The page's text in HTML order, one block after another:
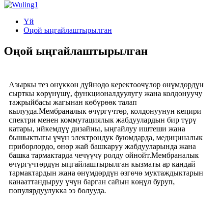
Үй
Оңой ыңгайлаштырылган
Оңой ыңгайлаштырылган
Азыркы тез өнүккөн дүйнөдө керектөөчүлөр өнүмдөрдүн
сырткы көрүнүшү, функционалдуулугу жана колдонуучу
тажрыйбасы жагынан көбүрөөк талап
кылууда.Мембраналык өчүргүчтөр, колдонуунун кеңири
спектри менен коммутациялык жабдуулардын бир түрү
катары, ийкемдүү дизайны, ыңгайлуу иштеши жана
бышыктыгы үчүн электрондук буюмдарда, медициналык
приборлордо, өнөр жай башкаруу жабдууларында жана
башка тармактарда чечүүчү ролду ойнойт.Мембраналык
өчүргүчтөрдүн ыңгайлаштырылган кызматы ар кандай
тармактардын жана өнүмдөрдүн өзгөчө муктаждыктарын
канааттандыруу үчүн барган сайын көңүл буруп,
популярдуулукка ээ болууда.